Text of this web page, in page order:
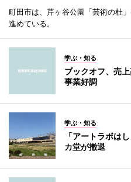
町田市は、芹ヶ谷公園「芸術の杜
進めている。
学ぶ・知る
ブックオフ、売
事業好調
学ぶ・知る
「アートラボは
カ堂が撤退